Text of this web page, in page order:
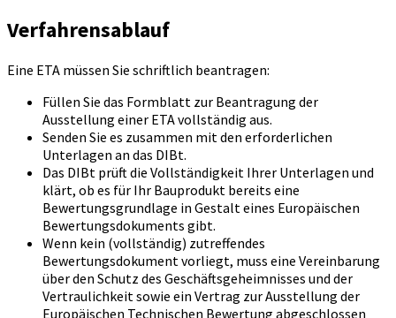
Verfahrensablauf
Eine ETA müssen Sie schriftlich beantragen:
Füllen Sie das Formblatt zur Beantragung der
Ausstellung einer ETA vollständig aus.
Senden Sie es zusammen mit den erforderlichen
Unterlagen an das DIBt.
Das DIBt prüft die Vollständigkeit Ihrer Unterlagen und
klärt, ob es für Ihr Bauprodukt bereits eine
Bewertungsgrundlage in Gestalt eines Europäischen
Bewertungsdokuments gibt.
Wenn kein (vollständig) zutreffendes
Bewertungsdokument vorliegt, muss eine Vereinbarung
über den Schutz des Geschäftsgeheimnisses und der
Vertraulichkeit sowie ein Vertrag zur Ausstellung der
Europäischen Technischen Bewertung abgeschlossen